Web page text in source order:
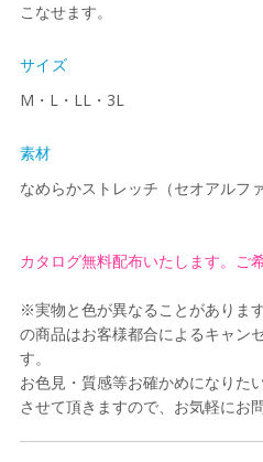
こなせます。
サイズ
M・L・LL・3L
素材
なめらかストレッチ（セオアル
カタログ無料配布いたします。ご
※実物と色が異なることがありま
の商品はお客様都合によるキャン
す。
お色見・質感等お確かめになりた
させて頂きますので、お気軽にお